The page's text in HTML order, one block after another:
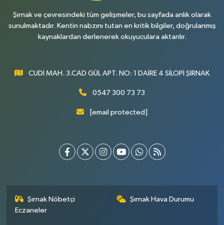
Şırnak ve çevresindeki tüm gelişmeler, bu sayfada anlık olarak
sunulmaktadır. Kentin nabzını tutan en kritik bilgiler, doğrulanmış
kaynaklardan derlenerek okuyuculara aktarılır.
CUDİ MAH. 3.CAD GÜL APT. NO: 1 DAİRE 4 SİLOPİ ŞIRNAK
0547 300 73 73
[email protected]
Şırnak Nöbetçi
Eczaneler
Şırnak Hava Durumu